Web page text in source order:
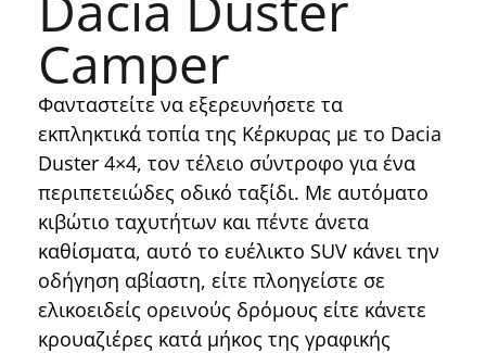
Camper
Φανταστείτε να εξερευνήσετε τα
εκπληκτικά τοπία της Κέρκυρας με το Dacia
Duster 4×4, τον τέλειο σύντροφο για ένα
περιπετειώδες οδικό ταξίδι. Με αυτόματο
κιβώτιο ταχυτήτων και πέντε άνετα
καθίσματα, αυτό το ευέλικτο SUV κάνει την
οδήγηση αβίαστη, είτε πλοηγείστε σε
ελικοειδείς ορεινούς δρόμους είτε κάνετε
κρουαζιέρες κατά μήκος της γραφικής